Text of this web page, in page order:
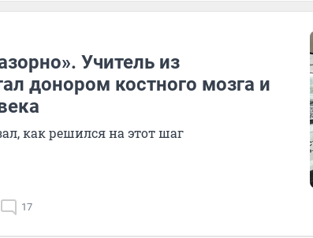
Учитель из
донором костного мозга и
как решился на этот шаг
17